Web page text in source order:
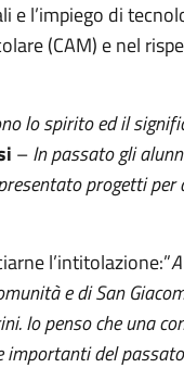
l’impiego di
(CAM) e nel
lo spirito ed il
–In passato gli
progetti per
l’intitolazione:”
e di San
Io penso che una
importanti del passato